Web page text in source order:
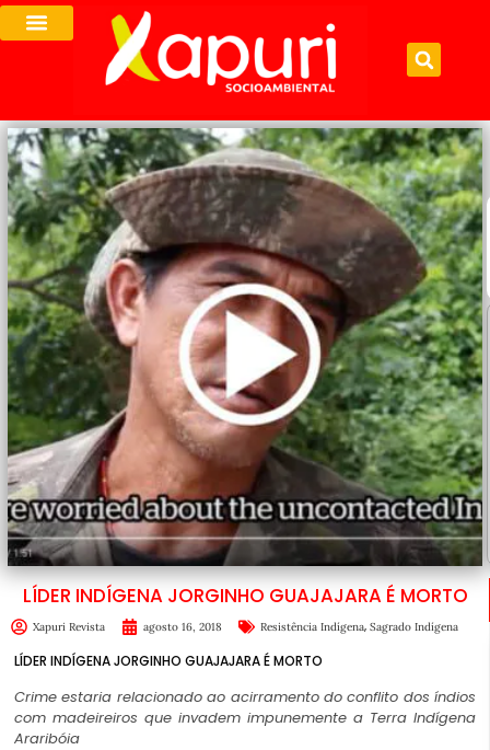
LÍDER INDÍGENA JORGINHO GUAJAJARA É MORTO
Xapuri Revista agosto 16, 2018 Resistência Indígena, Sagrado Indígena
LÍDER INDÍGENA JORGINHO GUAJAJARA É MORTO
Crime estaria relacionado ao acirramento do conflito dos índios
com madeireiros que invadem impunemente a Terra Indígena
Araribóia